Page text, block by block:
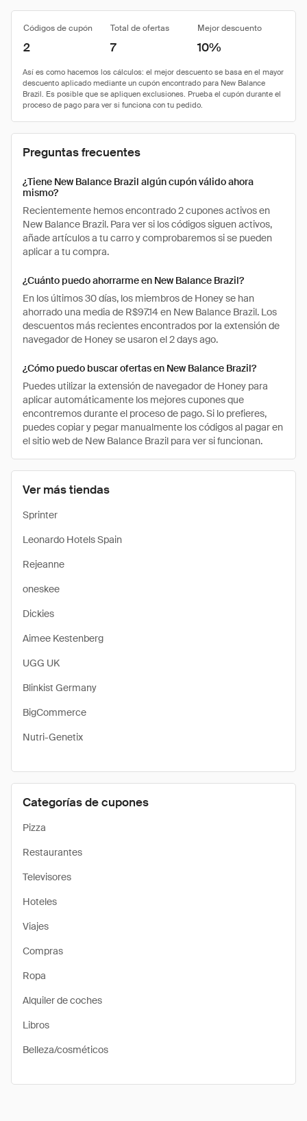
Ver más tiendas
Sprinter
Leonardo Hotels Spain
Rejeanne
oneskee
Dickies
Aimee Kestenberg
UGG UK
Blinkist Germany
BigCommerce
Nutri-Genetix
Categorías de cupones
Pizza
Restaurantes
Televisores
Hoteles
Viajes
Compras
Ropa
Alquiler de coches
Libros
Belleza/cosméticos
Códigos de cupón Total de ofertas Mejor descuento
2 7 10%
Preguntas frecuentes
¿Tiene New Balance Brazil algún cupón válido ahora
mismo?
Recientemente hemos encontrado 2 cupones activos en
New Balance Brazil. Para ver si los códigos siguen activos,
añade artículos a tu carro y comprobaremos si se pueden
aplicar a tu compra.
¿Cuánto puedo ahorrarme en New Balance Brazil?
En los últimos 30 días, los miembros de Honey se han
ahorrado una media de R$97.14 en New Balance Brazil. Los
descuentos más recientes encontrados por la extensión de
navegador de Honey se usaron el 2 days ago.
¿Cómo puedo buscar ofertas en New Balance Brazil?
Puedes utilizar la extensión de navegador de Honey para
aplicar automáticamente los mejores cupones que
encontremos durante el proceso de pago. Si lo prefieres,
puedes copiar y pegar manualmente los códigos al pagar en
el sitio web de New Balance Brazil para ver si funcionan.